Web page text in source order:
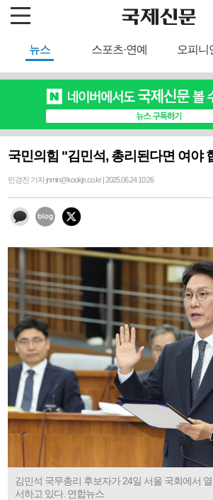
뉴스 스포츠·연예 오피니
국민의힘 "김민석, 총리된다면 여야
민경진 기자 jnmin@kookje.co.kr | 2025.06.24 10:26
김민석 국무총리 후보자가 24일 서울 국회에서
서하고 있다. 연합뉴스